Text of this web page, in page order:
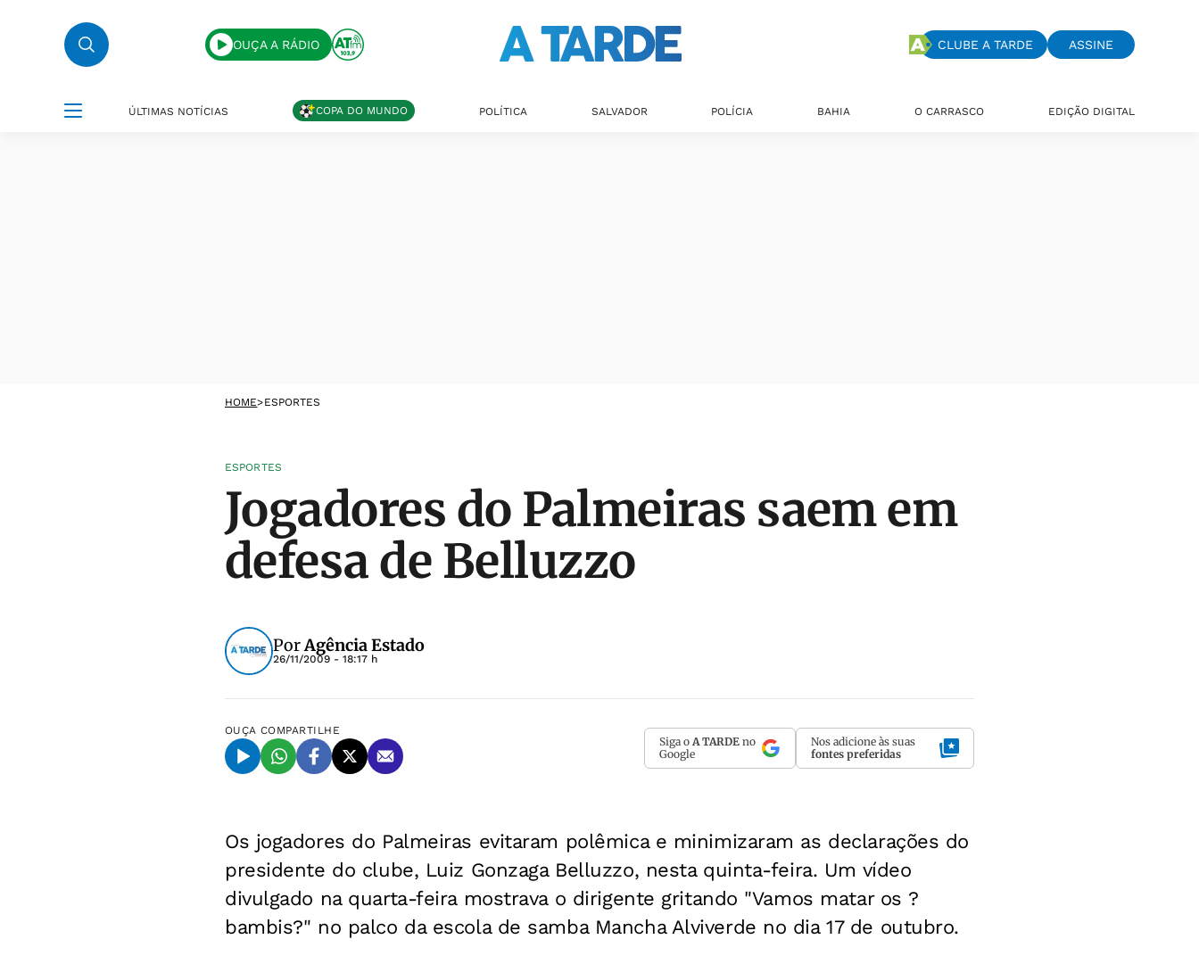
OUÇA A RÁDIO CLUBE A TARDE ASSINE
ÚLTIMAS NOTÍCIAS COPA DO MUNDO POLÍTICA SALVADOR POLÍCIA BAHIA O CARRASCO EDIÇÃO DIGITAL
HOME>ESPORTES
ESPORTES
Jogadores do Palmeiras saem em
defesa de Belluzzo
PorAgência Estado
26/11/2009 - 18:17 h
OUÇA COMPARTILHE
Siga o A TARDE no
Google
Nos adicione às suas
fontes preferidas
Os jogadores do Palmeiras evitaram polêmica e minimizaram as declarações do
presidente do clube, Luiz Gonzaga Belluzzo, nesta quinta-feira. Um vídeo
divulgado na quarta-feira mostrava o dirigente gritando "Vamos matar os ?
bambis?" no palco da escola de samba Mancha Alviverde no dia 17 de outubro.